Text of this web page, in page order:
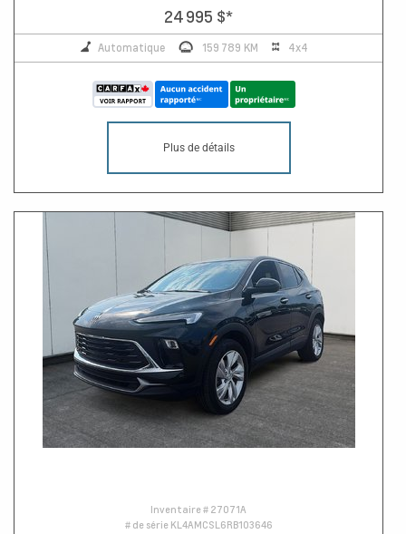
24 995 $*
Automatique 159 789 KM 4x4
Plus de détails
Inventaire # 27071A
# de série KL4AMCSL6RB103646